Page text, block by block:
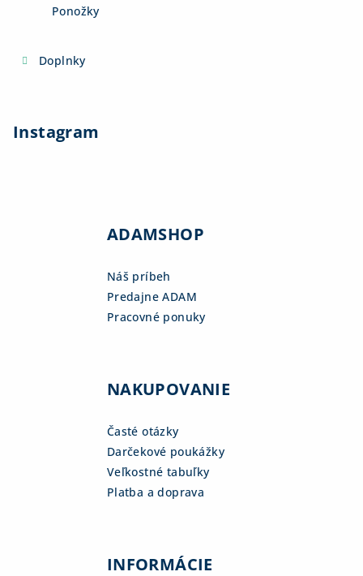
Ponožky
Doplnky
Instagram
ADAMSHOP
Náš príbeh
Predajne ADAM
Pracovné ponuky
NAKUPOVANIE
Časté otázky
Darčekové poukážky
Veľkostné tabuľky
Platba a doprava
INFORMÁCIE